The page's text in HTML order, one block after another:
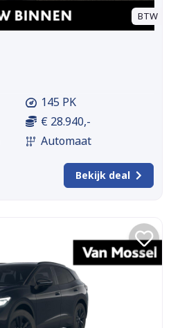
BTW
145 PK
€ 28.940,-
Automaat
Bekijk deal